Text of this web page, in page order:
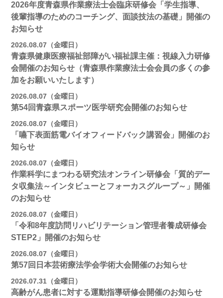
2026年度青森県作業療法士会臨床研修会「学生指導、
後輩指導のためのコーチング、面談技法の基礎」開催の
お知らせ
2026.08.07（金曜日）
青森県健康医療福祉部障がい福祉課主催：視線入力研修
会開催のお知らせ（青森県作業療法士会会員の多くの参
加をお願いいたします）
2026.08.07（金曜日）
第54回青森県スポーツ医学研究会開催のお知らせ
2026.08.07（金曜日）
「嚥下表面筋電バイオフィードバック講習会」開催のお
知らせ
2026.08.07（金曜日）
作業科学にまつわる研究法オンライン研修会「質的デー
タ収集法～インタビューとフォーカスグループ～」開催
のお知らせ
2026.08.07（金曜日）
「令和8年度訪問リハビリテーション管理者養成研修会
STEP2」開催のお知らせ
2026.08.07（金曜日）
第57回日本芸術療法学会学術大会開催のお知らせ
2026.07.31（金曜日）
高齢がん患者に対する運動指導研修会開催のお知らせ